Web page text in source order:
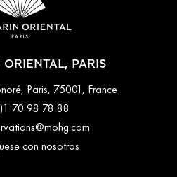
PARIS
Paris, 75001, France
70 98 78 88
con nosotros